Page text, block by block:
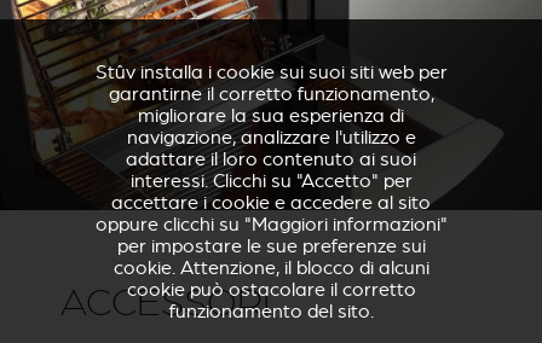
ACCESSORI
Stûv installa i cookie sui suoi siti web per
garantirne il corretto funzionamento,
migliorare la sua esperienza di
navigazione, analizzare l'utilizzo e
adattare il loro contenuto ai suoi
interessi. Clicchi su "Accetto" per
accettare i cookie e accedere al sito
oppure clicchi su "Maggiori informazioni"
per impostare le sue preferenze sui
cookie. Attenzione, il blocco di alcuni
cookie può ostacolare il corretto
funzionamento del sito.